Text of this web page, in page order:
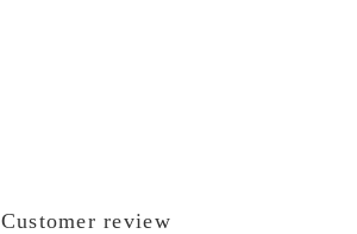
Customer review